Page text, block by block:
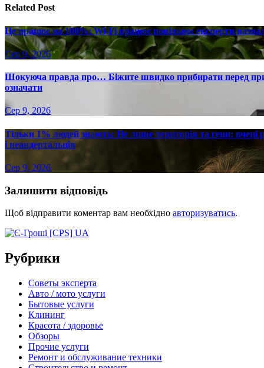
Related Post
Це працює на 100%: Wi-Fi працює повільно: експерти
Сер 9, 2026
Шокуюча правда про… Біжите швидко прибирати перед
означати
Сер 9, 2026
Тільки 1% людей знають: Не лише територія та гени: вчені
і неандертальців
Сер 9, 2026
Залишити відповідь
Щоб відправити коментар вам необхідно авторизуватись.
Рубрики
Советы эксперта
Авто / мото услуги
Бытовые услуги
Клининг
Красота / здоровье
Обзоры
Прочие услуги
Ремонт и обслуживание техники